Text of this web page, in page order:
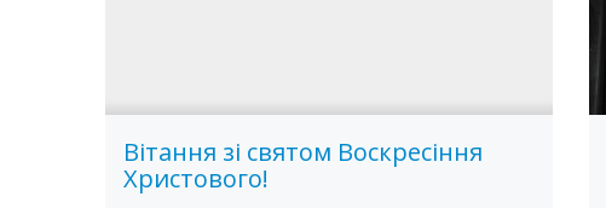
Вітання зі святом Воскресіння
Христового!